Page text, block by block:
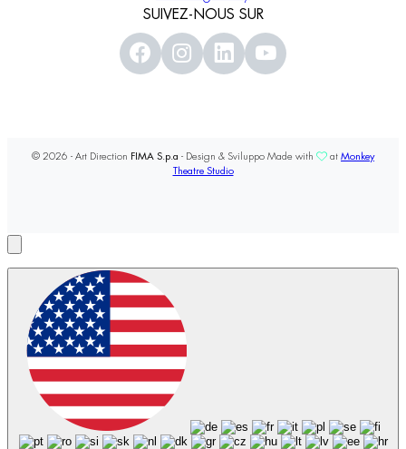
SUIVEZ-NOUS SUR
© 2026 - Art Direction FIMA S.p.a - Design & Sviluppo Made with at Monkey
Theatre Studio